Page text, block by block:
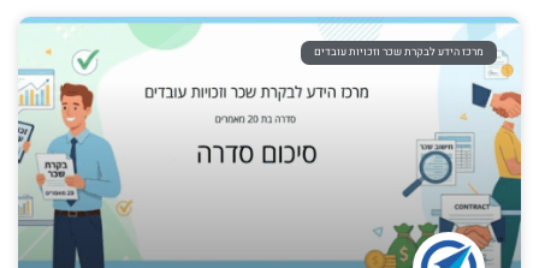
מרכז הידע לבקרת שכר וזכויות עובדים